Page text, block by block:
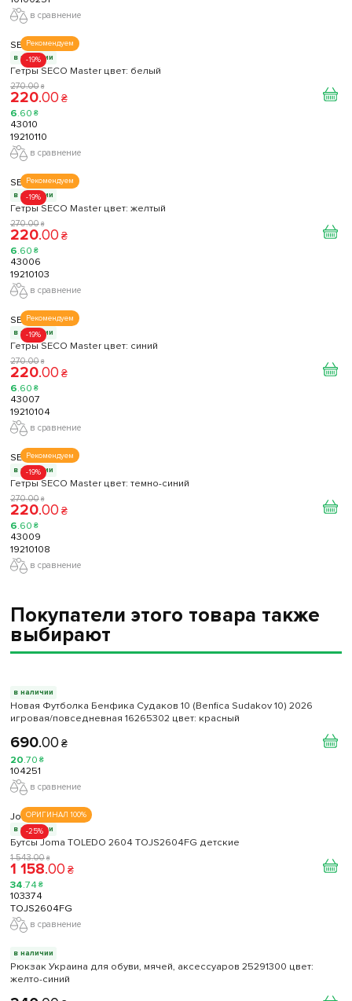
в сравнение
Рекомендуем
-19%
SECO
в наличии
Гетры SECO Master цвет: белый
270.00 ₴
220.00 ₴
6.60 ₴
43010
19210110
в сравнение
Рекомендуем
-19%
SECO
в наличии
Гетры SECO Master цвет: желтый
270.00 ₴
220.00 ₴
6.60 ₴
43006
19210103
в сравнение
Рекомендуем
-19%
SECO
в наличии
Гетры SECO Master цвет: синий
270.00 ₴
220.00 ₴
6.60 ₴
43007
19210104
в сравнение
Рекомендуем
-19%
SECO
в наличии
Гетры SECO Master цвет: темно-синий
270.00 ₴
220.00 ₴
6.60 ₴
43009
19210108
в сравнение
Покупатели этого товара также
выбирают
в наличии
Новая Футболка Бенфика Судаков 10 (Benfica Sudakov 10) 2026
игровая/повседневная 16265302 цвет: красный
690.00 ₴
20.70 ₴
104251
в сравнение
ОРИГИНАЛ 100%
-25%
Joma
в наличии
Бутсы Joma TOLEDO 2604 TOJS2604FG детские
1 543.00 ₴
1 158.00 ₴
34.74₴
103374
TOJS2604FG
в сравнение
в наличии
Рюкзак Украина для обуви, мячей, аксессуаров 25291300 цвет:
желто-синий